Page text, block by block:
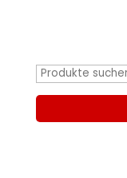
Suchen